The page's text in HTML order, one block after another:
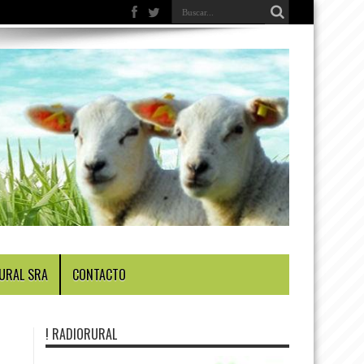
SRA CONTACTO
! RADIORURAL